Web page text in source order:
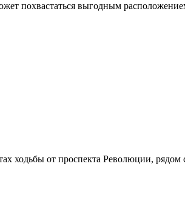
похвастаться выгодным
ходьбы от проспекта Революции,